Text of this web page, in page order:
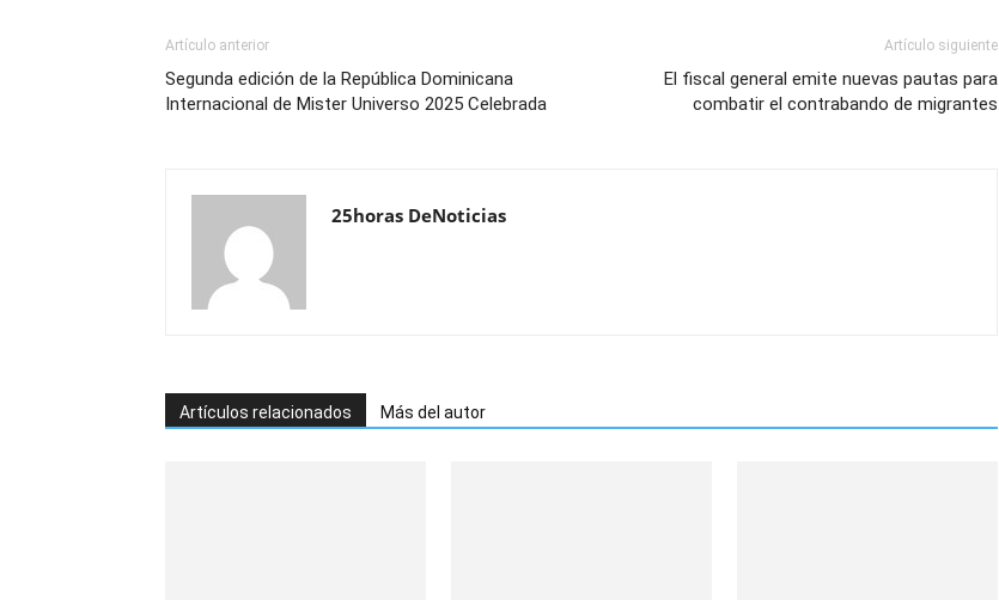
Artículo anterior
Segunda edición de la República Dominicana
Internacional de Mister Universo 2025 Celebrada
Artículo siguiente
El fiscal general emite nuevas pautas para
combatir el contrabando de migrantes
25horas DeNoticias
Artículos relacionados Más del autor